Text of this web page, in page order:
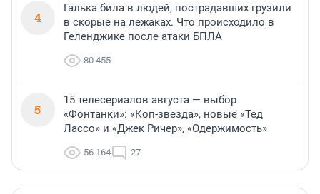
4
Галька била в людей, пострадавших грузили
в скорые на лежаках. Что происходило в
Геленджике после атаки БПЛА
80 455
5
15 телесериалов августа — выбор
«Фонтанки»: «Коп-звезда», новые «Тед
Лассо» и «Джек Ричер», «Одержимость»
56 164 27